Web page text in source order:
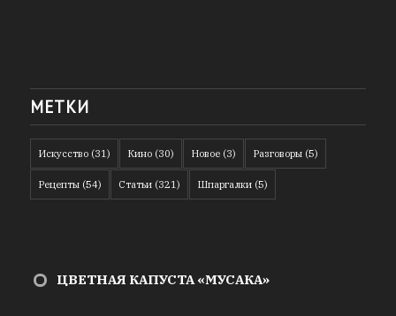
МЕТКИ
Искусство(31) Кино(30) Новое(3) Разговоры(5)
Рецепты(54) Статьи(321) Шпаргалки(5)
ЦВЕТНАЯ КАПУСТА «МУСАКА»